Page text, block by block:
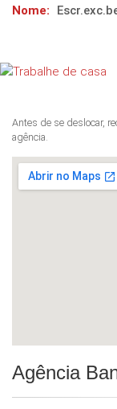
Nome:
Antes de se deslocar,
agência.
Agência